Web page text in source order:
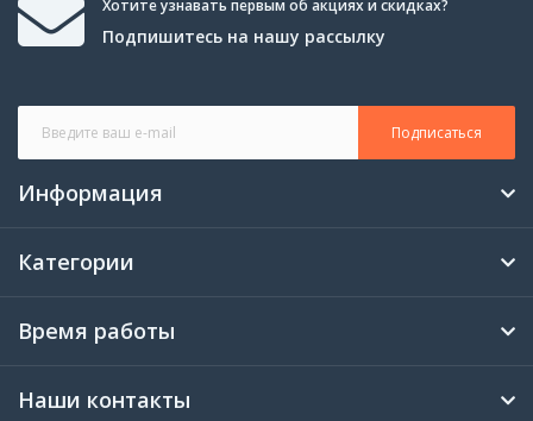
Хотите узнавать первым об акциях и скидках?
Подпишитесь на нашу рассылку
Подписаться
Информация
Категории
Время работы
Наши контакты